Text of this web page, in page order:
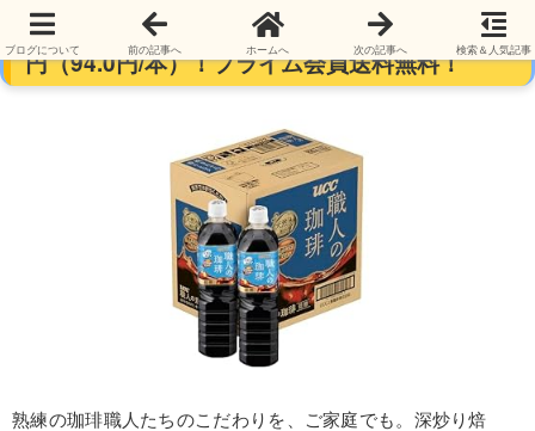
UCC 職人の珈琲 液体 低糖 900ml×12本 1,128
円（94.0円/本）！プライム会員送料無料！
熟練の珈琲職人たちのこだわりを、ご家庭でも。深炒り焙
ブログについて 前の記事へ ホームへ 次の記事へ 検索＆人気記事